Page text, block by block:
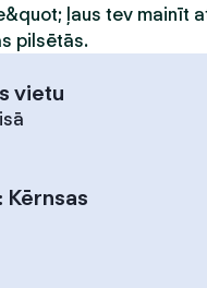
ļaus tev mainīt
pilsētās.
vietu
: Kērnsas